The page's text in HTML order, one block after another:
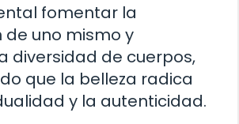
fomentar la
uno mismo y
diversidad de cuerpos,
que la belleza radica
y la autenticidad.